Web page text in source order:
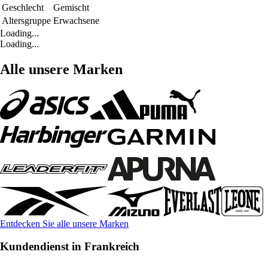
Geschlecht
Gemischt
Altersgruppe Erwachsene
Loading...
Loading...
Alle unsere Marken
Entdecken Sie alle unsere Marken
Kundendienst in Frankreich